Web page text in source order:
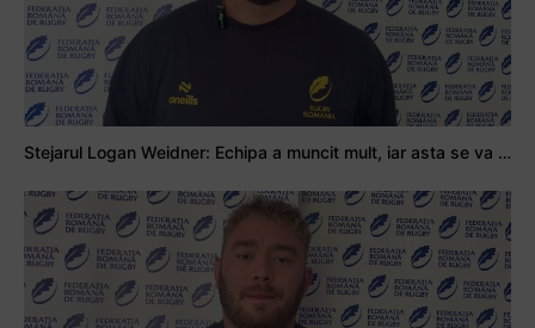
Stejarul Logan Weidner: Echipa a muncit mult, iar asta se va vedea în meciurile de la Nations Cup